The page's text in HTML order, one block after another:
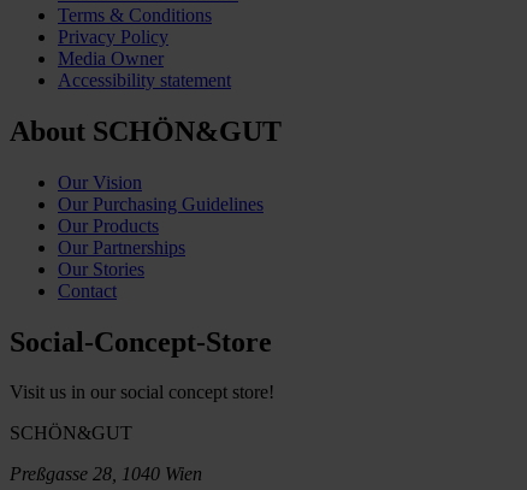
Terms & Conditions
Privacy Policy
Media Owner
Accessibility statement
About SCHÖN&GUT
Our Vision
Our Purchasing Guidelines
Our Products
Our Partnerships
Our Stories
Contact
Social-Concept-Store
Visit us in our social concept store!
SCHÖN&GUT
Preßgasse 28, 1040 Wien